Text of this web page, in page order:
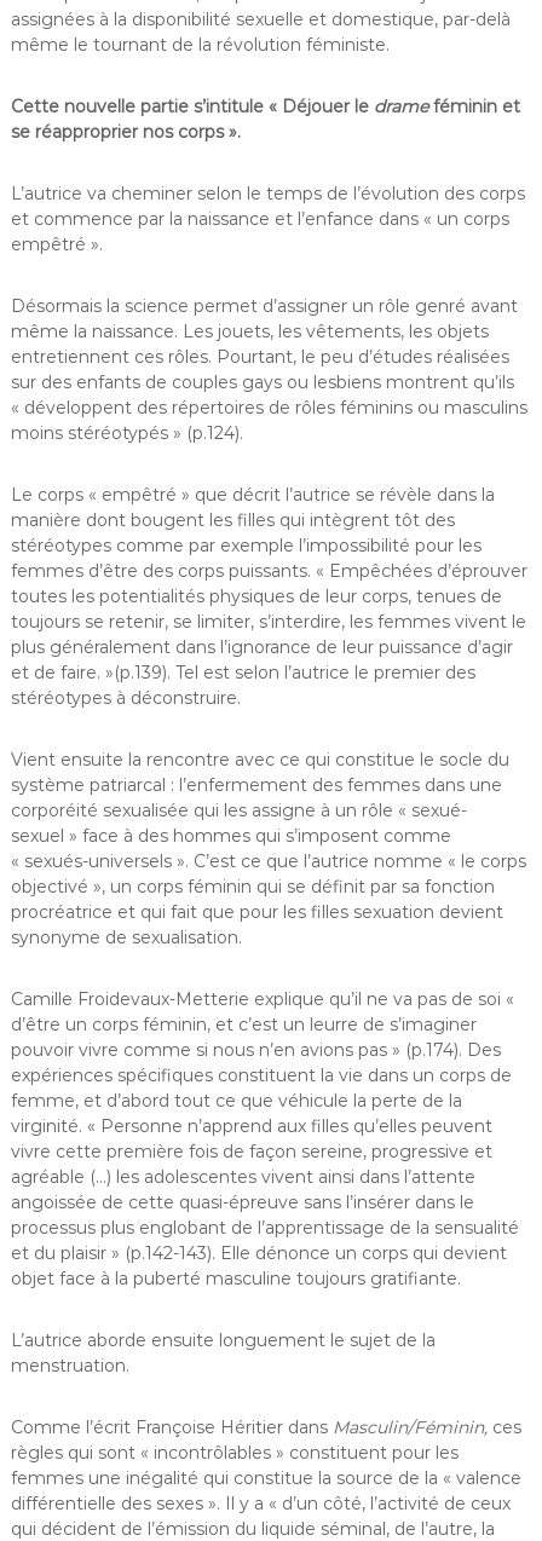
assignées à la disponibilité sexuelle et domestique, par-delà
même le tournant de la révolution féministe.
Cette nouvelle partie s’intitule « Déjouer le drameféminin et
se réapproprier nos corps ».
L’autrice va cheminer selon le temps de l’évolution des corps
et commence par la naissance et l’enfance dans « un corps
empêtré ».
Désormais la science permet d’assigner un rôle genré avant
même la naissance. Les jouets, les vêtements, les objets
entretiennent ces rôles. Pourtant, le peu d’études réalisées
sur des enfants de couples gays ou lesbiens montrent qu’ils
« développent des répertoires de rôles féminins ou masculins
moins stéréotypés » (p.124).
Le corps « empêtré » que décrit l’autrice se révèle dans la
manière dont bougent les filles qui intègrent tôt des
stéréotypes comme par exemple l’impossibilité pour les
femmes d’être des corps puissants. « Empêchées d’éprouver
toutes les potentialités physiques de leur corps, tenues de
toujours se retenir, se limiter, s’interdire, les femmes vivent le
plus généralement dans l’ignorance de leur puissance d’agir
et de faire. »(p.139). Tel est selon l’autrice le premier des
stéréotypes à déconstruire.
Vient ensuite la rencontre avec ce qui constitue le socle du
système patriarcal : l’enfermement des femmes dans une
corporéité sexualisée qui les assigne à un rôle « sexué-
sexuel » face à des hommes qui s’imposent comme
« sexués-universels ». C’est ce que l’autrice nomme « le corps
objectivé », un corps féminin qui se définit par sa fonction
procréatrice et qui fait que pour les filles sexuation devient
synonyme de sexualisation.
Camille Froidevaux-Metterie explique qu’il ne va pas de soi «
d’être un corps féminin, et c’est un leurre de s’imaginer
pouvoir vivre comme si nous n’en avions pas » (p.174). Des
expériences spécifiques constituent la vie dans un corps de
femme, et d’abord tout ce que véhicule la perte de la
virginité. « Personne n’apprend aux filles qu’elles peuvent
vivre cette première fois de façon sereine, progressive et
agréable (…) les adolescentes vivent ainsi dans l’attente
angoissée de cette quasi-épreuve sans l’insérer dans le
processus plus englobant de l’apprentissage de la sensualité
et du plaisir » (p.142-143). Elle dénonce un corps qui devient
objet face à la puberté masculine toujours gratifiante.
L’autrice aborde ensuite longuement le sujet de la
menstruation.
Comme l’écrit Françoise Héritier dans Masculin/Féminin,ces
règles qui sont « incontrôlables » constituent pour les
femmes une inégalité qui constitue la source de la « valence
différentielle des sexes ». Il y a « d’un côté, l’activité de ceux
qui décident de l’émission du liquide séminal, de l’autre, la